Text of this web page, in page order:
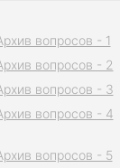
вопросов - 1
вопросов - 2
вопросов - 3
вопросов - 4
вопросов - 5